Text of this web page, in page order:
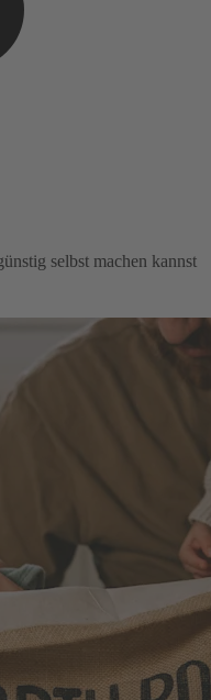
selbst machen kannst